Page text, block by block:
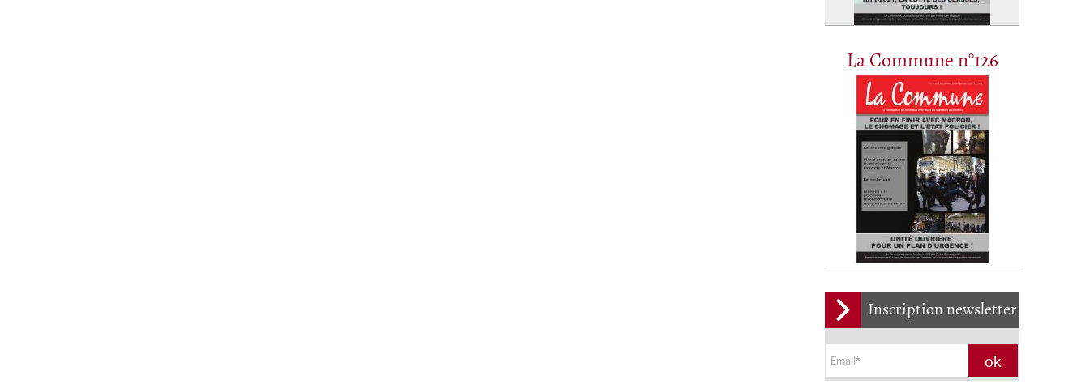
La Commune n°126
Inscription newsletter